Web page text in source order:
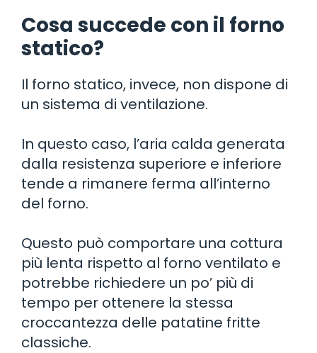
Cosa succede con il forno
statico?
Il forno statico, invece, non dispone di
un sistema di ventilazione.
In questo caso, l’aria calda generata
dalla resistenza superiore e inferiore
tende a rimanere ferma all’interno
del forno.
Questo può comportare una cottura
più lenta rispetto al forno ventilato e
potrebbe richiedere un po’ più di
tempo per ottenere la stessa
croccantezza delle patatine fritte
classiche.